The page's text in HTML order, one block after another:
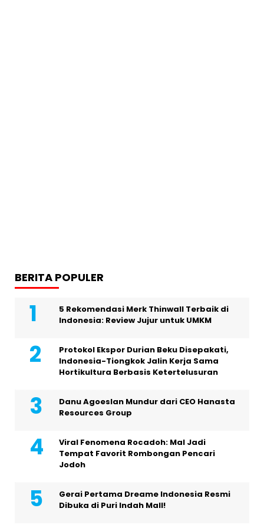
BERITA POPULER
5 Rekomendasi Merk Thinwall Terbaik di
Indonesia: Review Jujur untuk UMKM
Protokol Ekspor Durian Beku Disepakati,
Indonesia-Tiongkok Jalin Kerja Sama
Hortikultura Berbasis Ketertelusuran
Danu Agoeslan Mundur dari CEO Hanasta
Resources Group
Viral Fenomena Rocadoh: Mal Jadi
Tempat Favorit Rombongan Pencari
Jodoh
Gerai Pertama Dreame Indonesia Resmi
Dibuka di Puri Indah Mall!